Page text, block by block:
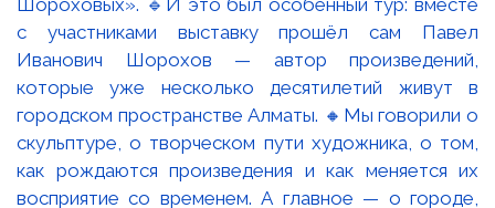
Шороховых». 🔹И это был особенный тур: вместе
с участниками выставку прошёл сам Павел
Иванович Шорохов — автор произведений,
которые уже несколько десятилетий живут в
городском пространстве Алматы. 🔸Мы говорили о
скульптуре, о творческом пути художника, о том,
как рождаются произведения и как меняется их
восприятие со временем. А главное — о городе,